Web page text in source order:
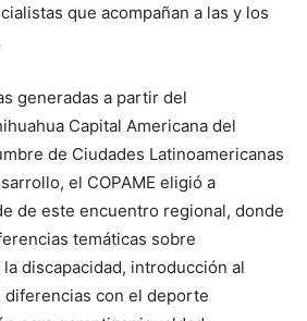
que acompañan a las y los
generadas a partir del
Capital Americana del
de Ciudades Latinoamericanas
el COPAME eligió a
de este encuentro regional, donde
temáticas sobre
discapacidad, introducción al
con el deporte